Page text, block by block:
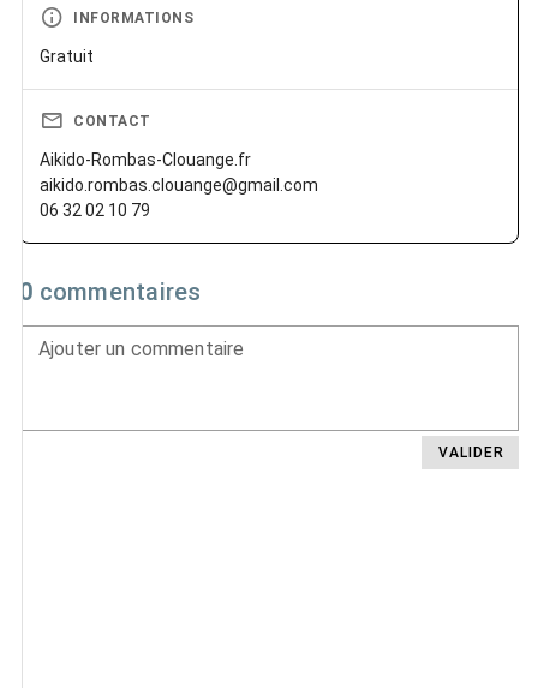
INFORMATIONS
Gratuit
CONTACT
Aikido-Rombas-Clouange.fr
aikido.rombas.clouange@gmail.com
06 32 02 10 79
0 commentaires
Ajouter un commentaire
VALIDER